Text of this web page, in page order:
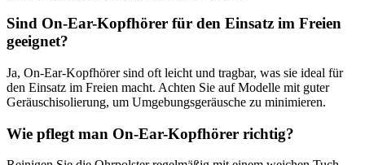
Sind On-Ear-Kopfhörer für den Einsatz im Freien
geeignet?
Ja, On-Ear-Kopfhörer sind oft leicht und tragbar, was sie ideal für
den Einsatz im Freien macht. Achten Sie auf Modelle mit guter
Geräuschisolierung, um Umgebungsgeräusche zu minimieren.
Wie pflegt man On-Ear-Kopfhörer richtig?